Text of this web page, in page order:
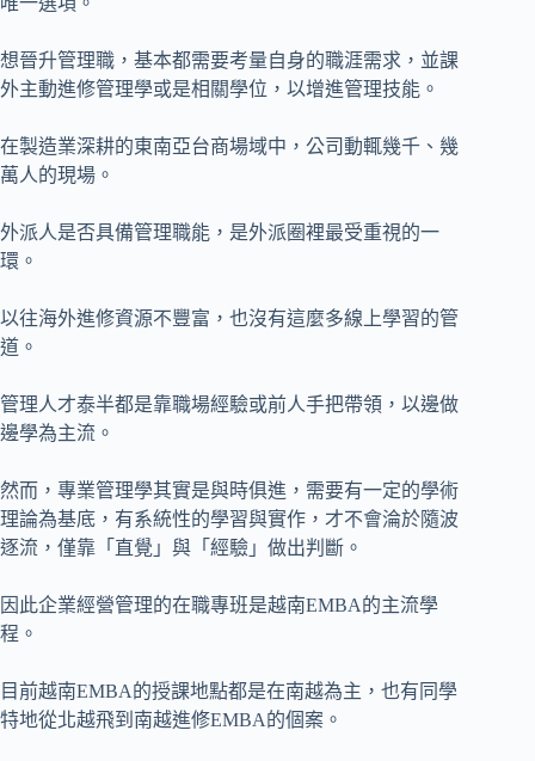
想晉升管理職，基本都需要考量自身的職涯需求，並課
外主動進修管理學或是相關學位，以增進管理技能。
在製造業深耕的東南亞台商場域中，公司動輒幾千、幾
萬人的現場。
外派人是否具備管理職能，是外派圈裡最受重視的一
環。
以往海外進修資源不豐富，也沒有這麼多線上學習的管
道。
管理人才泰半都是靠職場經驗或前人手把帶領，以邊做
邊學為主流。
然而，專業管理學其實是與時俱進，需要有一定的學術
理論為基底，有系統性的學習與實作，才不會淪於隨波
逐流，僅靠「直覺」與「經驗」做出判斷。
因此企業經營管理的在職專班是越南EMBA的主流學
程。
目前越南EMBA的授課地點都是在南越為主，也有同學
特地從北越飛到南越進修EMBA的個案。